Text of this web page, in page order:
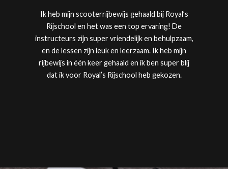
Ik heb mijn scooterrijbewijs gehaald bij Royal’s
Rijschool en het was een top ervaring! De
instructeurs zijn super vriendelijk en behulpzaam,
en de lessen zijn leuk en leerzaam. Ik heb mijn
rijbewijs in één keer gehaald en ik ben super blij
dat ik voor Royal’s Rijschool heb gekozen.